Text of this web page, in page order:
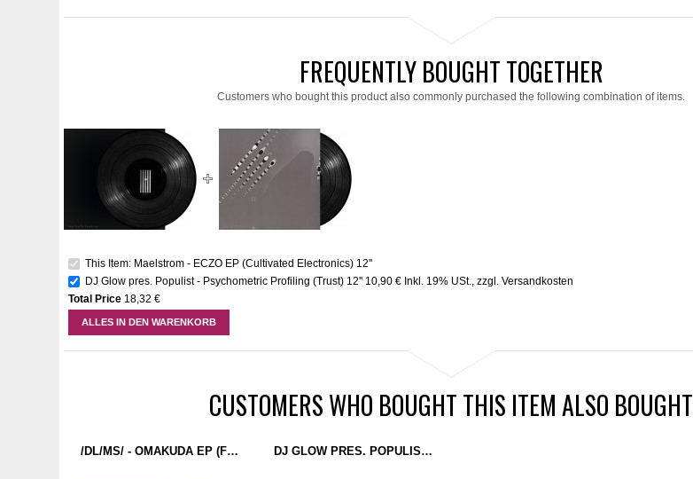
FREQUENTLY BOUGHT TOGETHER
Customers who bought this product also commonly purchased the following combination of items.
This Item: Maelstrom - ECZO EP (Cultivated Electronics) 12''
DJ Glow pres. Populist - Psychometric Profiling (Trust) 12'' 10,90 € Inkl. 19% USt. ,zzgl.Versandkosten
Total Price 18,32 €
ALLES IN DEN WARENKORB
CUSTOMERS WHO BOUGHT THIS ITEM ALSO BOUGHT
/DL/MS/ - OMAKUDA EP (FRUSTRATED FUNK) 12'' DJ GLOW PRES. POPULIST - PSYCHOMETRIC PROFILING (TRUST) 12''